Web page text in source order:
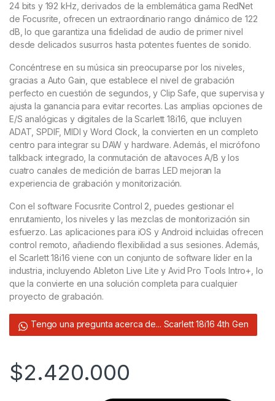
24 bits y 192 kHz, derivados de la emblemática gama RedNet
de Focusrite, ofrecen un extraordinario rango dinámico de 122
dB, lo que garantiza una fidelidad de audio de primer nivel
desde delicados susurros hasta potentes fuentes de sonido.
Concéntrese en su música sin preocuparse por los niveles,
gracias a Auto Gain, que establece el nivel de grabación
perfecto en cuestión de segundos, y Clip Safe, que supervisa y
ajusta la ganancia para evitar recortes. Las amplias opciones de
E/S analógicas y digitales de la Scarlett 18i16, que incluyen
ADAT, SPDIF, MIDI y Word Clock, la convierten en un completo
centro para integrar su DAW y hardware. Además, el micrófono
talkback integrado, la conmutación de altavoces A/B y los
cuatro canales de medición de barras LED mejoran la
experiencia de grabación y monitorización.
Con el software Focusrite Control 2, puedes gestionar el
enrutamiento, los niveles y las mezclas de monitorización sin
esfuerzo. Las aplicaciones para iOS y Android incluidas ofrecen
control remoto, añadiendo flexibilidad a sus sesiones. Además,
el Scarlett 18i16 viene con un conjunto de software líder en la
industria, incluyendo Ableton Live Lite y Avid Pro Tools Intro+, lo
que la convierte en una solución completa para cualquier
proyecto de grabación.
Tengo una pregunta acerca de... Scarlett 18i16 4th Gen
$2.420.000